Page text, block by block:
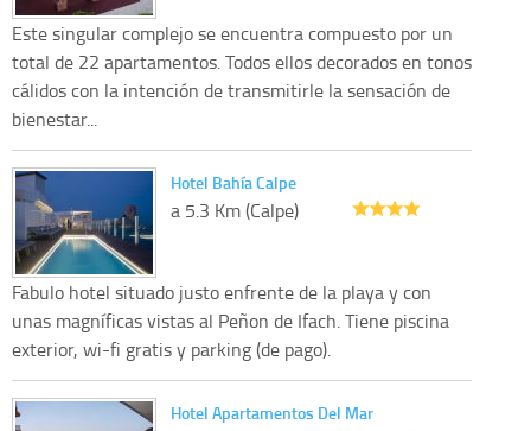
Este singular complejo se encuentra compuesto por un
total de 22 apartamentos. Todos ellos decorados en tonos
cálidos con la intención de transmitirle la sensación de
bienestar...
Hotel Bahía Calpe
a 5.3 Km (Calpe)
Fabulo hotel situado justo enfrente de la playa y con
unas magníficas vistas al Peñon de Ifach. Tiene piscina
exterior, wi-fi gratis y parking (de pago).
Hotel Apartamentos Del Mar